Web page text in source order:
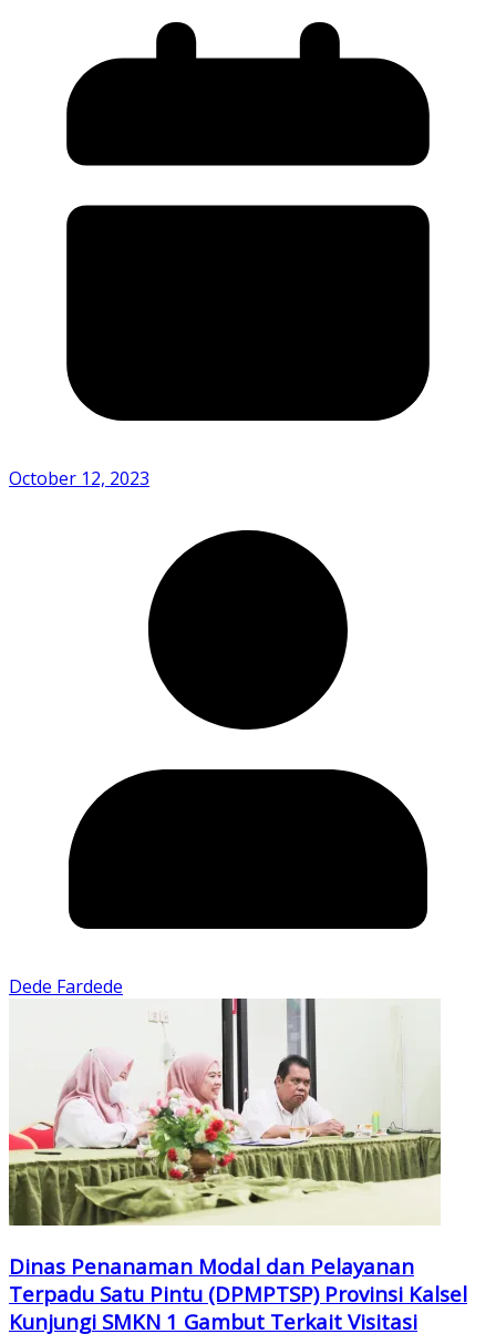
October 12, 2023
Dede Fardede
Dinas Penanaman Modal dan Pelayanan
Terpadu Satu Pintu (DPMPTSP) Provinsi Kalsel
Kunjungi SMKN 1 Gambut Terkait Visitasi